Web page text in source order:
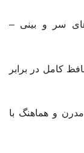
سر و بینی –
کامل در برابر
و هماهنگ با